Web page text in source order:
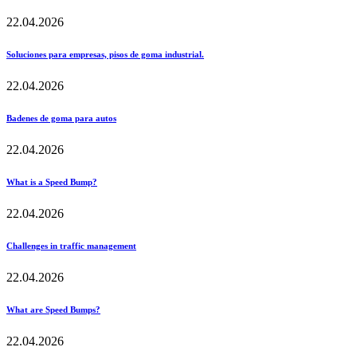
22.04.2026
Soluciones para empresas, pisos de goma industrial.
22.04.2026
Badenes de goma para autos
22.04.2026
What is a Speed Bump?
22.04.2026
Challenges in traffic management
22.04.2026
What are Speed Bumps?
22.04.2026